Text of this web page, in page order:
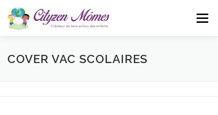
contenu
Menu
ACCUEIL L’ASSOCIATION ACTUALITÉS
COVER VAC SCOLAIRES